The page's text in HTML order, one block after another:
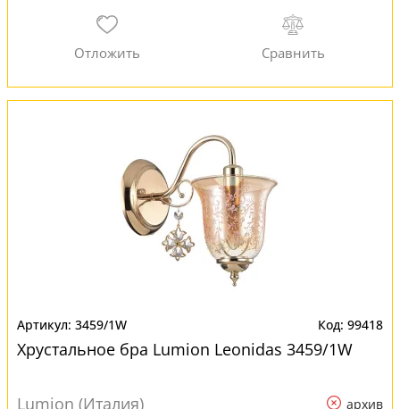
3459/1W 99418
Хрустальное бра Lumion Leonidas 3459/1W
Lumion (Италия) архив